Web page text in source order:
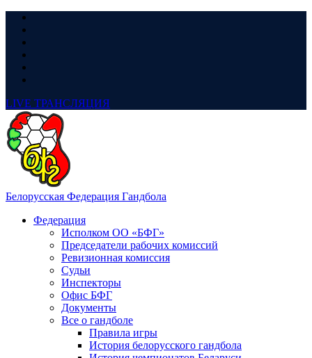
LIVE ТРАНСЛЯЦИЯ
Белорусская Федерация Гандбола
Федерация
Исполком ОО «БФГ»
Председатели рабочих комиссий
Ревизионная комиссия
Судьи
Инспекторы
Офис БФГ
Документы
Все о гандболе
Правила игры
История белорусского гандбола